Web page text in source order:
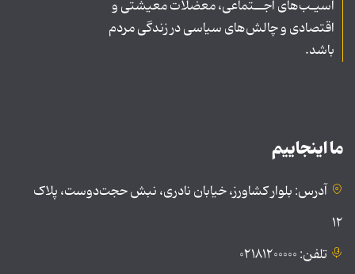
آسیـب‌های اجــتماعی، معضلات معیشتی و
اقتصادی و چالش‌های سیاسی در زندگی مردم
باشد.
ما اینجاییم
آدرس: بلوار کشاورز، خیابان نادری، نبش حجت‌دوست، پلاک
۱۲
تلفن: ۰۲۱۸۱۲۰۰۰۰۰